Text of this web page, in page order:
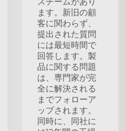
ます。新旧の顧
客に関わらず、
提出された質問
には最短時間で
回答します。製
品に関する問題
は、専門家が完
全に解決される
までフォローア
ップされます。
同時に、同社に